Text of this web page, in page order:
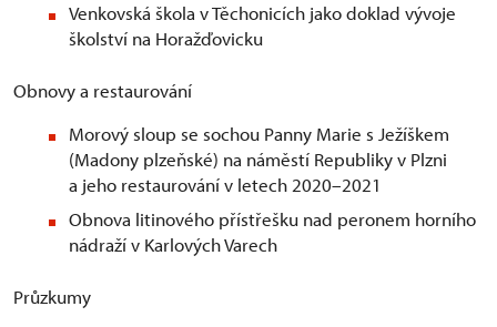
Venkovská škola v Těchonicích jako doklad vývoje
školství na Horažďovicku
Obnovy a restaurování
Morový sloup se sochou Panny Marie s Ježíškem
(Madony plzeňské) na náměstí Republiky v Plzni
a jeho restaurování v letech 2020–2021
Obnova litinového přístřešku nad peronem horního
nádraží v Karlových Varech
Průzkumy